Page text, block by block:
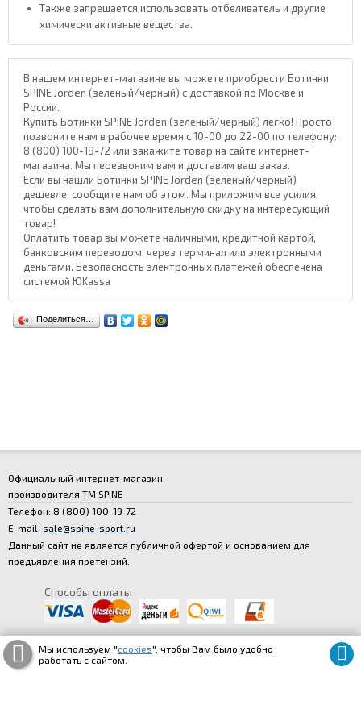
Также запрещается использовать отбеливатель и другие
химически активные вещества.
В нашем интернет-магазине вы можете приобрести Ботинки
SPINE Jorden (зеленый/черный) с доставкой по Москве и
России.
Купить Ботинки SPINE Jorden (зеленый/черный) легко! Просто
позвоните нам в рабочее время с 10-00 до 22-00 по телефону:
8 (800) 100-19-72 или закажите товар на сайте интернет-
магазина. Мы перезвоним вам и доставим ваш заказ.
Если вы нашли Ботинки SPINE Jorden (зеленый/черный)
дешевле, сообщите нам об этом. Мы приложим все усилия,
чтобы сделать вам дополнительную скидку на интересующий
товар!
Оплатить товар вы можете наличными, кредитной картой,
банковским переводом, через терминал или электронными
деньгами. Безопасность электронных платежей обеспечена
системой ЮKassa
Поделиться…
Официальный интернет-магазин
производителя ТМ SPINE
Телефон: 8 (800) 100-19-72
E-mail: sale@spine-sport.ru
Данный сайт не является публичной офертой и основанием для
предъявления претензий.
Способы оплаты
Мы используем "cookies", чтобы Вам было удобно
работать с сайтом.